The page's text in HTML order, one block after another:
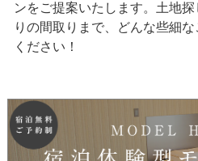
ンをご提案いたします。土地
りの間取りまで、どんな些細
ください！